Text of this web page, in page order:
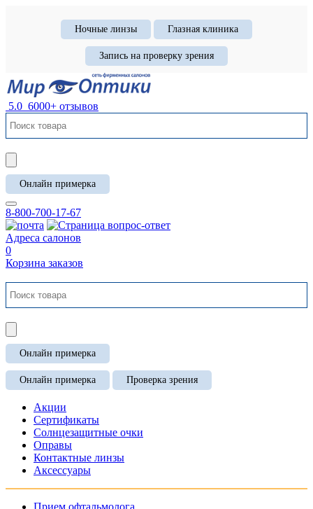
Ночные линзы Глазная клиника
Запись на проверку зрения
5.0 6000+ отзывов
Онлайн примерка
8-800-700-17-67
Адреса салонов
0
Корзина заказов
Онлайн примерка
Онлайн примерка Проверка зрения
Акции
Сертификаты
Солнцезащитные очки
Оправы
Контактные линзы
Аксессуары
Прием офтальмолога